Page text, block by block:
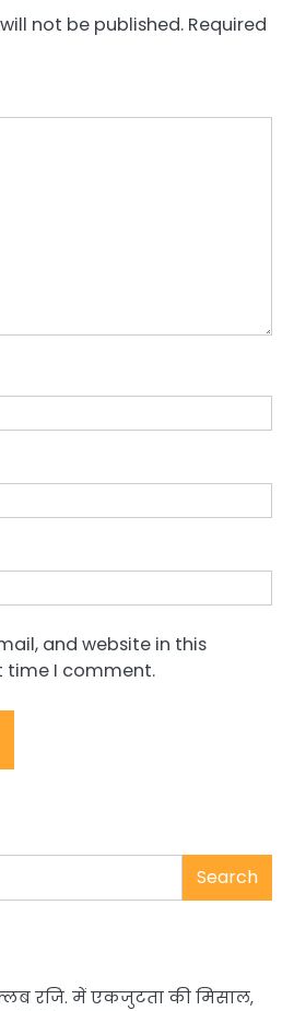
not be published. Required
and website in this
time I comment.
Search
रजि. में एकजुटता की मिसाल,